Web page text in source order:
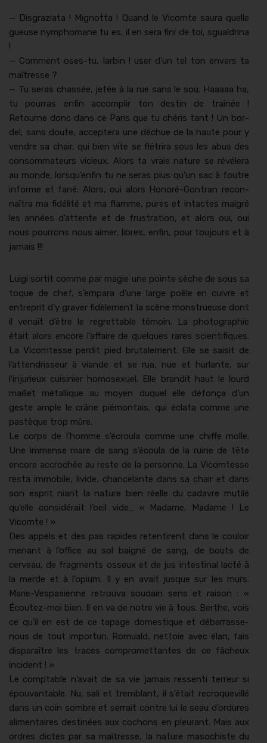
— Dis­grazi­a­ta ! Mignot­ta ! Quand le Vicomte saura quelle
gueuse nymphomane tu es, il en sera fini de toi, sguald­ri­na
!
— Com­ment oses-tu, larbin ! user d’un tel ton envers ta
maîtresse ?
— Tu seras chas­sée, jetée à la rue sans le sou. Haaaaa ha,
tu pour­ras enfin accom­plir ton des­tin de traînée !
Retourne donc dans ce Paris que tu chéris tant ! Un bor­
del, sans doute, acceptera une déchue de la haute pour y
ven­dre sa chair, qui bien vite se flétri­ra sous les abus des
con­som­ma­teurs vicieux. Alors ta vraie nature se révélera
au monde, lorsqu’enfin tu ne seras plus qu’un sac à foutre
informe et fané. Alors, oui alors Hon­oré-Gontran recon­
naî­tra ma fidél­ité et ma flamme, pures et intactes mal­gré
les années d’attente et de frus­tra­tion, et alors oui, oui
nous pour­rons nous aimer, libres, enfin, pour tou­jours et à
jamais !!!
Lui­gi sor­tit comme par magie une pointe sèche de sous sa
toque de chef, s’empara d’une large poêle en cuiv­re et
entre­prit d’y graver fidèle­ment la scène mon­strueuse dont
il venait d’être le regret­table témoin. La pho­togra­phie
était alors encore l’affaire de quelques rares sci­en­tifiques.
La Vicomtesse perdit pied bru­tale­ment. Elle se saisit de
l’attendrisseur à viande et se rua, nue et hurlante, sur
l’injurieux cuisinier homo­sex­uel. Elle bran­dit haut le lourd
mail­let métallique au moyen duquel elle défonça d’un
geste ample le crâne pié­mon­tais, qui écla­ta comme une
pastèque trop mûre.
Le corps de l’homme s’écroula comme une chiffe molle.
Une immense mare de sang s’écoula de la ruine de tête
encore accrochée au reste de la per­son­ne. La Vicomtesse
res­ta immo­bile, livide, chance­lante dans sa chair et dans
son esprit niant la nature bien réelle du cadavre mutilé
qu’elle con­sid­érait l’oeil vide… « Madame, Madame ! Le
Vicomte ! »
Des appels et des pas rapi­des reten­tirent dans le couloir
menant à l’office au sol baigné de sang, de bouts de
cerveau, de frag­ments osseux et de jus intesti­nal lac­té à
la merde et à l’opium. Il y en avait jusque sur les murs.
Marie-Ves­pasi­enne retrou­va soudain sens et rai­son : «
Écoutez-moi bien. Il en va de notre vie à tous. Berthe, vois
ce qu’il en est de ce tapage domes­tique et débar­rasse-
nous de tout impor­tun. Romuald, net­toie avec élan, fais
dis­paraître les traces com­pro­met­tantes de ce fâcheux
inci­dent ! »
Le compt­able n’avait de sa vie jamais ressen­ti ter­reur si
épou­vantable. Nu, sali et trem­blant, il s’était recro­quevil­lé
dans un coin som­bre et ser­rait con­tre lui le seau d’ordures
ali­men­taires des­tinées aux cochons en pleu­rant. Mais aux
ordres dic­tés par sa maîtresse, la nature masochiste du